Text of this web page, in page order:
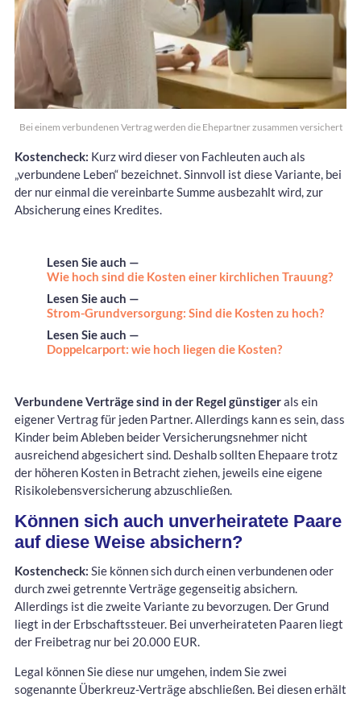
Bei einem verbundenen Vertrag werden die Ehepartner zusammen versichert
Kostencheck: Kurz wird dieser von Fachleuten auch als
„verbundene Leben“ bezeichnet. Sinnvoll ist diese Variante, bei
der nur einmal die vereinbarte Summe ausbezahlt wird, zur
Absicherung eines Kredites.
Lesen Sie auch —
Wie hoch sind die Kosten einer kirchlichen Trauung?
Lesen Sie auch —
Strom-Grundversorgung: Sind die Kosten zu hoch?
Lesen Sie auch —
Doppelcarport: wie hoch liegen die Kosten?
Verbundene Verträge sind in der Regel günstigerals ein
eigener Vertrag für jeden Partner. Allerdings kann es sein, dass
Kinder beim Ableben beider Versicherungsnehmer nicht
ausreichend abgesichert sind. Deshalb sollten Ehepaare trotz
der höheren Kosten in Betracht ziehen, jeweils eine eigene
Risikolebensversicherung abzuschließen.
Können sich auch unverheiratete Paare
auf diese Weise absichern?
Kostencheck: Sie können sich durch einen verbundenen oder
durch zwei getrennte Verträge gegenseitig absichern.
Allerdings ist die zweite Variante zu bevorzugen. Der Grund
liegt in der Erbschaftssteuer. Bei unverheirateten Paaren liegt
der Freibetrag nur bei 20.000 EUR.
Legal können Sie diese nur umgehen, indem Sie zwei
sogenannte Überkreuz-Verträge abschließen. Bei diesen erhält